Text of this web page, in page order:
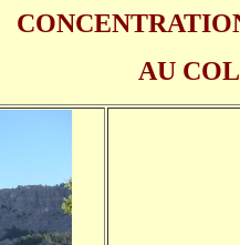
AU